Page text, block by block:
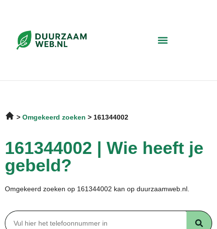
Omgekeerd zoeken 161344002
161344002 | Wie heeft je
gebeld?
Omgekeerd zoeken op 161344002 kan op duurzaamweb.nl.